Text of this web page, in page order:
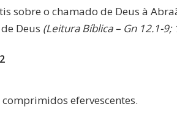
sobre o chamado de Deus à
Deus (Leitura Bíblica – Gn 12.1-9;
efervescentes.